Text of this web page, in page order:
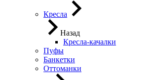
Кресла
Назад
Кресла-качалки
Пуфы
Банкетки
Оттоманки